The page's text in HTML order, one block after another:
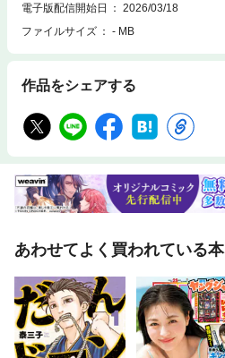
電子版配信開始日
2026/03/18
ファイルサイズ
- MB
作品をシェアする
あわせてよく買われている本